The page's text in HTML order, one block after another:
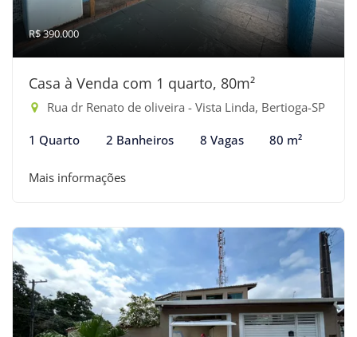
R$ 390.000
Casa à Venda com 1 quarto, 80m²
Rua dr Renato de oliveira - Vista Linda, Bertioga-SP
1 Quarto 2 Banheiros 8 Vagas 80 m²
Mais informações